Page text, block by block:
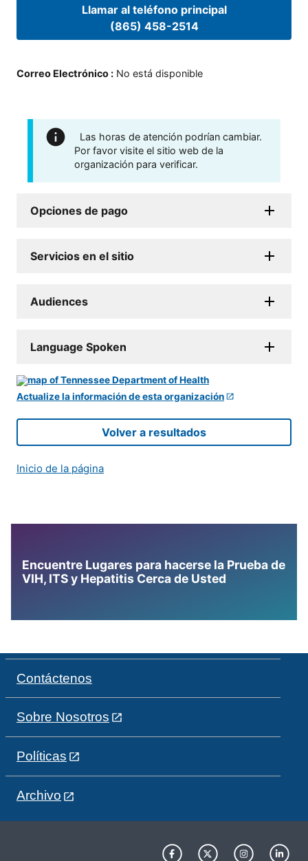
Llamar al teléfono principal
(865) 458-2514
Correo Electrónico : No está disponible
Las horas de atención podrían cambiar.
Por favor visite el sitio web de la
organización para verificar.
Opciones de pago
Servicios en el sitio
Audiences
Language Spoken
Actualize la información de esta organización
Volver a resultados
Inicio de la página
Encuentre Lugares para hacerse la Prueba de
VIH, ITS y Hepatitis Cerca de Usted
Contáctenos
Sobre Nosotros
Políticas
Archivo